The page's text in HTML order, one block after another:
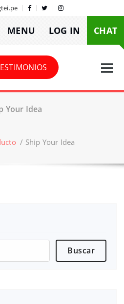
MENU LOG IN CHAT
Your Idea
/ Ship Your Idea
Buscar